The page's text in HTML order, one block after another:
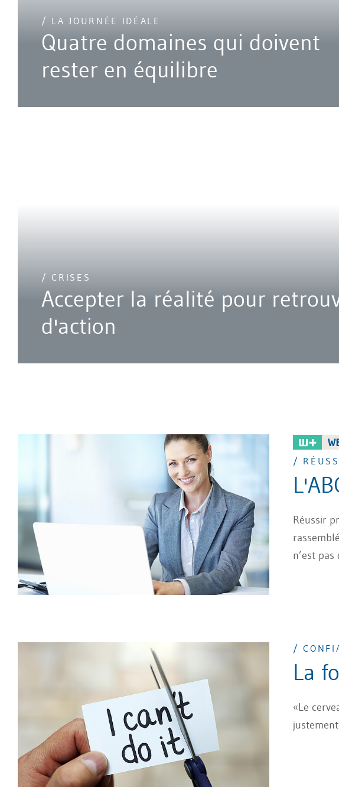
/ LA JOURNÉE IDÉALE
Quatre domaines qui doivent
rester en équilibre
/ CRISES
Accepter la réalité pour
d'action
/
Réussir
n’est
/
La
«Le